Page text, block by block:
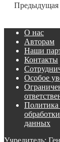
Предыдущая
О нас
Авторам
Наши
Контакты
Особое
данных